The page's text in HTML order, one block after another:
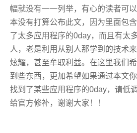
幅就没有一一列举，有心的读者可
本没有打算公布此文，因为里面包含
了太多应用程序的0day，而且有太
人，老是利用从别人那学到的技术来
炫耀，甚至牟取利益。在这里我们
到些东西，更加希望如果通过本文你
找到了某些应用程序的0day，请低
给官方修补，谢谢大家！！